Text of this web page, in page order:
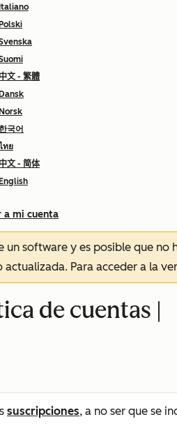
Italiano
Polski
中文 - 繁體
Dansk
Norsk
한국어
ทย
中文 - 简体
English
a mi cuenta
un software y es posible que no
Para acceder a la
de cuentas |
suscripciones, a no ser que se